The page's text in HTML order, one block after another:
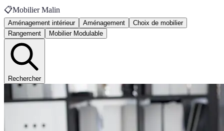
📋Mobilier Malin
Aménagement intérieur Aménagement
Choix de mobilier
Rangement
Mobilier Modulable
Rechercher